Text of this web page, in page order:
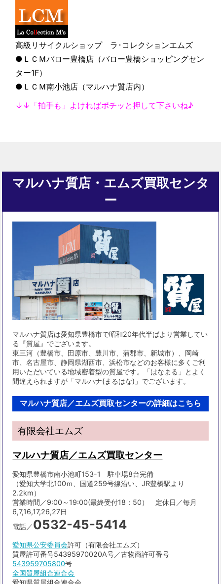
高級リサイクルショップ ラ･コレクションエムズ
●ＬＣＭバロー豊橋店（バロー豊橋ショッピングセン
ター1F）
●ＬＣＭ南小池店（マルハナ質店内）
↓↓「拍手も」よければポチッと押して下さいね♪
マルハナ質店・エムズ買取センタ
ー
マルハナ質店は愛知県豊橋市で昭和20年代半ばより営業してい
る『質屋』でございます。
東三河（豊橋市、田原市、豊川市、蒲郡市、新城市）、岡崎
市、名古屋市、静岡県湖西市、浜松市などのお客様に多くご利
用いただいている地域密着型の質屋です。「はなまる」とよく
間違えられますが「マルハナ(まるはな)」でございます。
マルハナ質店／エムズ買取センターの詳細はこちら
有限会社エムズ
マルハナ質店／エムズ買取センター
愛知県豊橋市南小池町153-1 駐車場8台完備
（愛知大学北100ｍ、国道259号線沿い、JR豊橋駅より
2.2km）
営業時間／9:00～19:00(最終受付18：50） 定休日／毎月
6,7,16,17,26,27日
電話／0532-45-5414
愛知県公安委員会許可（有限会社エムズ）
質屋許可番号54395970020A号／古物商許可番号
543959705800号
全国質屋組合連合会
愛知県質屋組合連合会